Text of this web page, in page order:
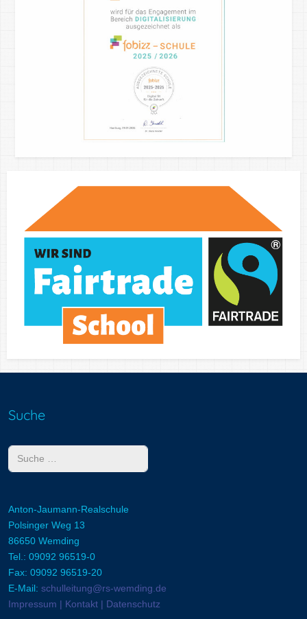
Suche
Suchen
Anton-Jaumann-Realschule
Polsinger Weg 13
86650 Wemding
Tel.: 09092 96519-0
Fax: 09092 96519-20
E-Mail: schulleitung@rs-wemding.de
Impressum | Kontakt | Datenschutz